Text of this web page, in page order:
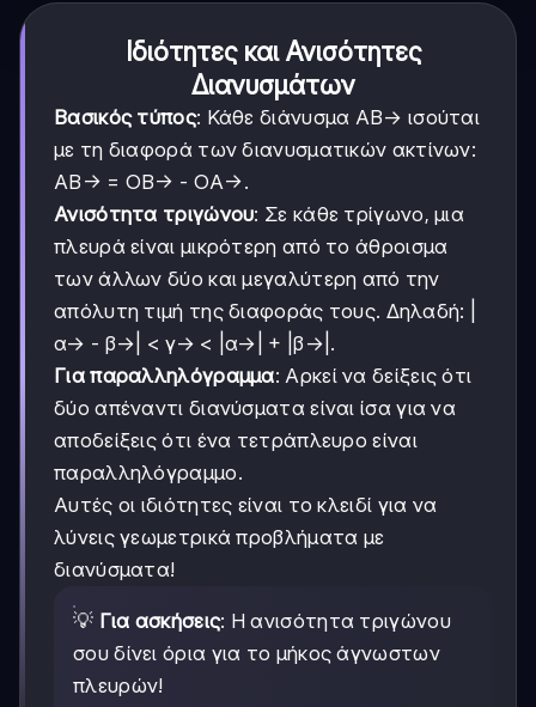
Ιδιότητες και Ανισότητες
Διανυσμάτων
Βασικός τύπος: Κάθε διάνυσμα ΑΒ→ ισούται
με τη διαφορά των διανυσματικών ακτίνων:
ΑΒ→ = ΟΒ→ - ΟΑ→.
Ανισότητα τριγώνου: Σε κάθε τρίγωνο, μια
πλευρά είναι μικρότερη από το άθροισμα
των άλλων δύο και μεγαλύτερη από την
απόλυτη τιμή της διαφοράς τους. Δηλαδή: |
α→ - β→| < γ→ < |α→| + |β→|.
Για παραλληλόγραμμα: Αρκεί να δείξεις ότι
δύο απέναντι διανύσματα είναι ίσα για να
αποδείξεις ότι ένα τετράπλευρο είναι
παραλληλόγραμμο.
Αυτές οι ιδιότητες είναι το κλειδί για να
λύνεις γεωμετρικά προβλήματα με
διανύσματα!
💡 Για ασκήσεις: Η ανισότητα τριγώνου
σου δίνει όρια για το μήκος άγνωστων
πλευρών!